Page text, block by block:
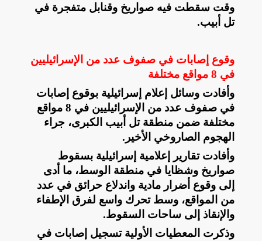
وقت سقطت فيه صواريخ وقنابل متفجرة في
تل أبيب.
وقوع إصابات في صفوف عدد من الإسرائيليين
في 8 مواقع مختلفة
وأفادت وسائل إعلام إسرائيلية بوقوع إصابات
في صفوف عدد من الإسرائيليين في 8 مواقع
مختلفة ضمن منطقة تل أبيب الكبرى، جراء
الهجوم الصاروخي الأخير .
وأفادت تقارير إعلامية إسرائيلية بسقوط
صواريخ وشظايا في منطقة الوسط، ما أدى
إلى وقوع أضرار مادية واندلاع حرائق في عدد
من المواقع، وسط تحرك واسع لفرق الإطفاء
والإنقاذ إلى ساحات السقوط.
وذكرت المعطيات الأولية تسجيل إصابات في